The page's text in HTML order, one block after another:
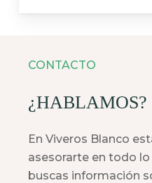
CONTACTO
¿HABLAMOS?
En Viveros Blanco
asesorarte en todo lo
buscas información